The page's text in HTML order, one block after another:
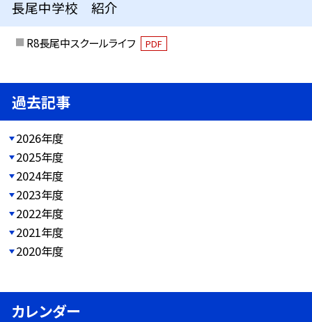
長尾中学校 紹介
R8長尾中スクールライフ PDF
過去記事
2026年度
2025年度
2024年度
2023年度
2022年度
2021年度
2020年度
カレンダー